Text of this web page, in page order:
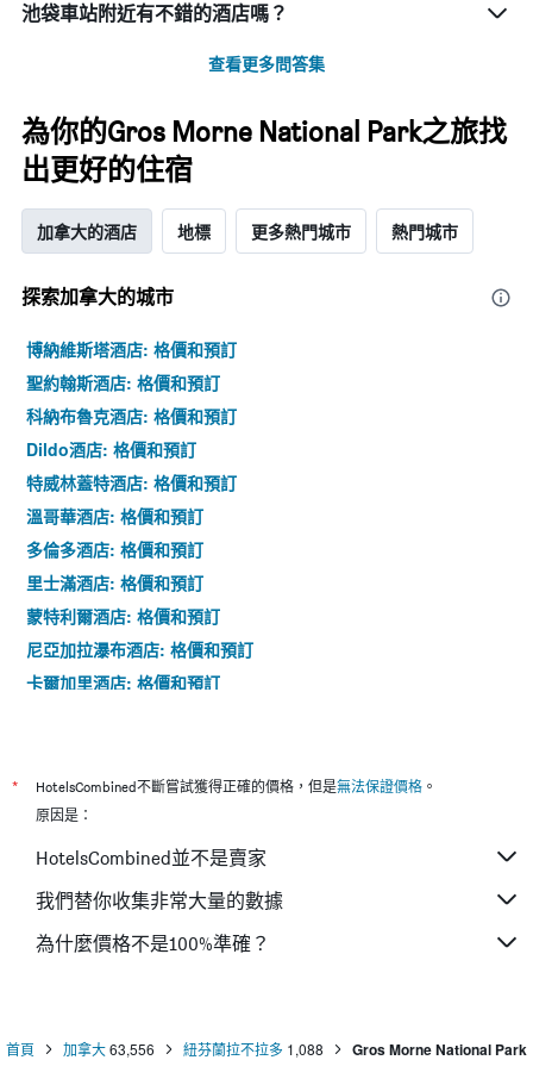
池袋車站附近有不錯的酒店嗎？
查看更多問答集
為你的Gros Morne National Park之旅找
出更好的住宿
加拿大的酒店 地標 更多熱門城市 熱門城市
探索加拿大​的城市
博納維斯塔酒店: 格價和預訂
聖約翰斯酒店: 格價和預訂
科納布魯克酒店: 格價和預訂
Dildo酒店: 格價和預訂
特威林蓋特酒店: 格價和預訂
溫哥華酒店: 格價和預訂
多倫多酒店: 格價和預訂
里士滿酒店: 格價和預訂
蒙特利爾酒店: 格價和預訂
尼亞加拉瀑布酒店: 格價和預訂
卡爾加里酒店: 格價和預訂
* HotelsCombined不斷嘗試獲得正確的價格，但是無法保證價格 。
原因是：
HotelsCombined並不是賣家
我們替你收集非常大量的數據
為什麼價格不是100%準確？
首頁 加拿大63,556 紐芬蘭拉不拉多 1,088 Gros Morne National Park